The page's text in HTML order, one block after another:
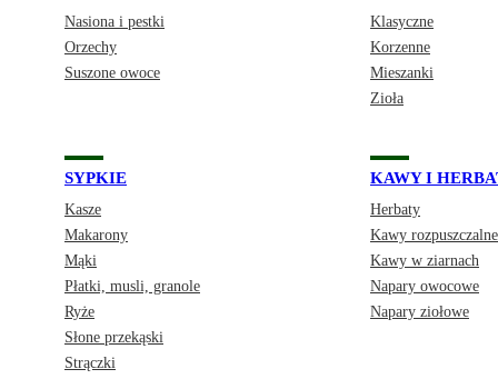
Nasiona i pestki
Orzechy
Suszone owoce
Klasyczne
Korzenne
Mieszanki
Zioła
SYPKIE
Kasze
Makarony
Mąki
Płatki, musli, granole
Ryże
Słone przekąski
Strączki
KAWY I
Herbaty
Kawy rozpuszczalne
Kawy w ziarnach
Napary owocowe
Napary ziołowe